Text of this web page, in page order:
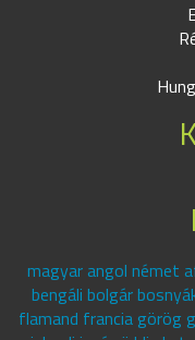
magyar angol német
bengáli bolgár
flamand francia görög